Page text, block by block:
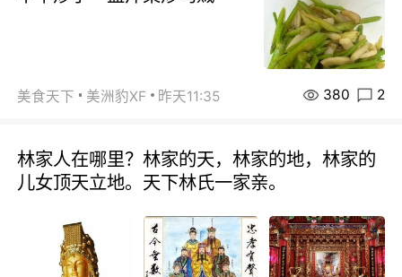
美食天下 美洲豹XF 昨天11:35 380 2
林家人在哪里？林家的天，林家的地，林家的
儿女顶天立地。天下林氏一家亲。